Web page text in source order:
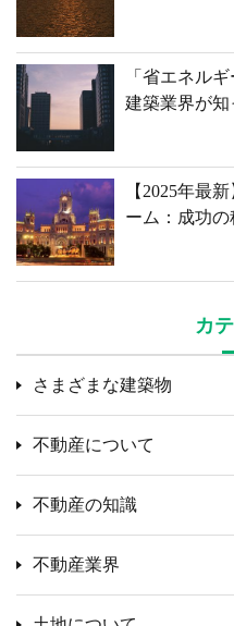
「省エネル
建築業界が知
【2025年最
ーム：成功
カ
さまざまな建築物
不動産について
不動産の知識
不動産業界